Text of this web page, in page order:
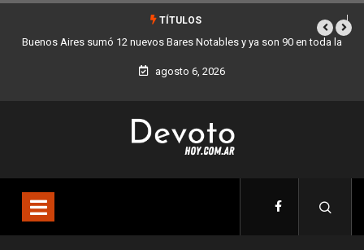
TÍTULOS
Aires sumó 12 nuevos Bares Notables y ya son 90 en toda la
Ciudad
Los stands
agosto 6, 2026